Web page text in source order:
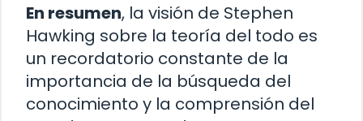
En resumen, la visión de Stephen
Hawking sobre la teoría del todo es
un recordatorio constante de la
importancia de la búsqueda del
conocimiento y la comprensión del